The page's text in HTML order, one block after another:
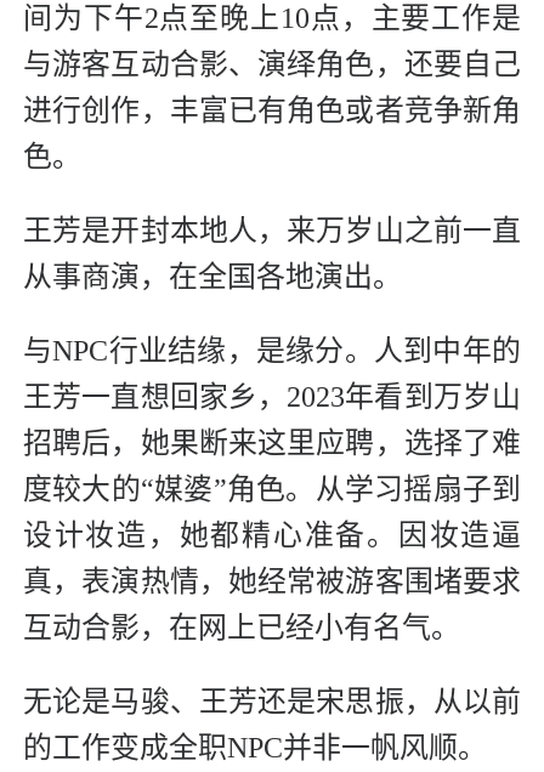
间为下午2点至晚上10点，主要工作是
与游客互动合影、演绎角色，还要自己
进行创作，丰富已有角色或者竞争新角
色。
王芳是开封本地人，来万岁山之前一直
从事商演，在全国各地演出。
与NPC行业结缘，是缘分。人到中年的
王芳一直想回家乡，2023年看到万岁山
招聘后，她果断来这里应聘，选择了难
度较大的“媒婆”角色。从学习摇扇子到
设计妆造，她都精心准备。因妆造逼
真，表演热情，她经常被游客围堵要求
互动合影，在网上已经小有名气。
无论是马骏、王芳还是宋思振，从以前
的工作变成全职NPC并非一帆风顺。